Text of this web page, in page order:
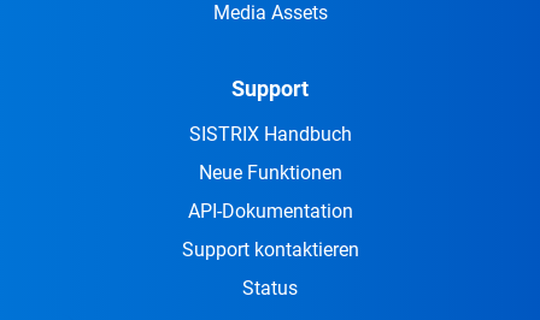
Media Assets
Support
SISTRIX Handbuch
Neue Funktionen
API-Dokumentation
Support kontaktieren
Status